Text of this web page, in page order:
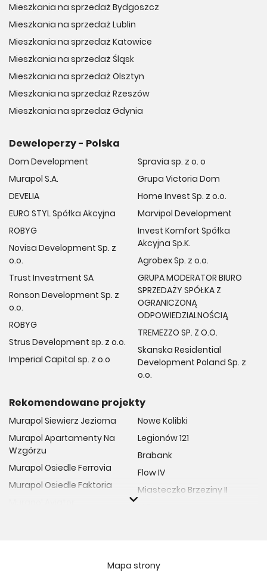
Mieszkania na sprzedaż Bydgoszcz
Mieszkania na sprzedaż Lublin
Mieszkania na sprzedaż Katowice
Mieszkania na sprzedaż Śląsk
Mieszkania na sprzedaż Olsztyn
Mieszkania na sprzedaż Rzeszów
Mieszkania na sprzedaż Gdynia
Deweloperzy - Polska
Dom Development
Murapol S.A.
DEVELIA
EURO STYL Spółka Akcyjna
ROBYG
Novisa Development Sp. z
o.o.
Trust Investment SA
Ronson Development Sp. z
o.o.
ROBYG
Strus Development sp. z o.o.
Imperial Capital sp. z o.o
Spravia sp. z o. o
Grupa Victoria Dom
Home Invest Sp. z o.o.
Marvipol Development
Invest Komfort Spółka
Akcyjna Sp.K.
Agrobex Sp. z o.o.
GRUPA MODERATOR BIURO
SPRZEDAŻY SPÓŁKA Z
OGRANICZONĄ
ODPOWIEDZIALNOŚCIĄ
TREMEZZO SP. Z O.O.
Skanska Residential
Development Poland Sp. z
o.o.
Rekomendowane projekty
Murapol Siewierz Jeziorna
Murapol Apartamenty Na
Wzgórzu
Murapol Osiedle Ferrovia
Murapol Osiedle Faktoria
Murapol Osiedle Szafirove
Nowe Kolibki
Legionów 121
Brabank
Flow IV
Miasteczko Brzeziny II
Mapa strony